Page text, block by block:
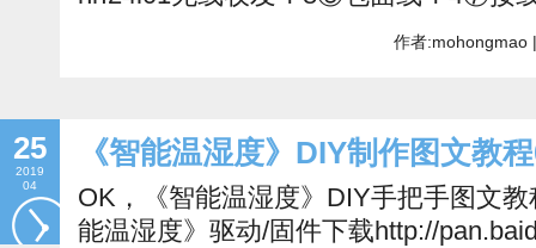
作者:mohongmao
25
2019
04
《智能温湿度》DIY制作图文教
OK，《智能温湿度》DIY手把手图文
能温湿度》驱动/固件下载http://